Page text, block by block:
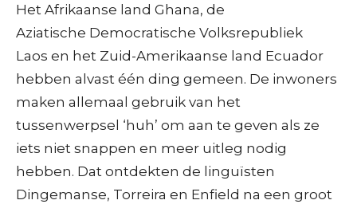
Het Afrikaanse land Ghana, de
Aziatische Democratische Volksrepubliek
Laos en het Zuid-Amerikaanse land Ecuador
hebben alvast één ding gemeen. De inwoners
maken allemaal gebruik van het
tussenwerpsel ‘huh’ om aan te geven als ze
iets niet snappen en meer uitleg nodig
hebben. Dat ontdekten de linguïsten
Dingemanse, Torreira en Enfield na een groot